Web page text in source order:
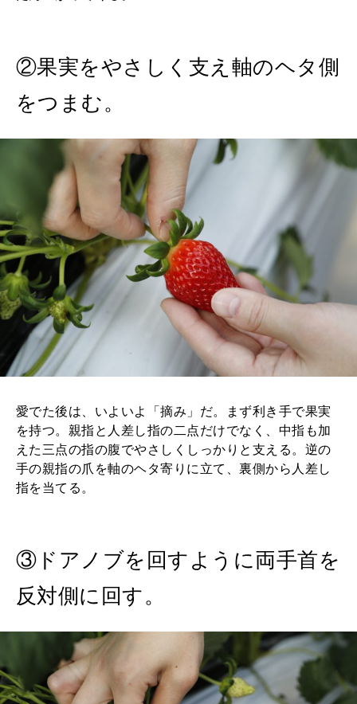
②果実をやさしく支え軸のヘタ側
をつまむ。
愛でた後は、いよいよ「摘み」だ。まず利き手で果実
を持つ。親指と人差し指の二点だけでなく、中指も加
えた三点の指の腹でやさしくしっかりと支える。逆の
手の親指の爪を軸のヘタ寄りに立て、裏側から人差し
指を当てる。
③ドアノブを回すように両手首を
反対側に回す。